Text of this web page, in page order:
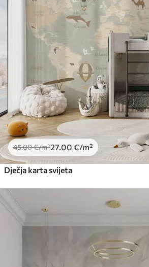
45.00€/m²27 .00 €/m²
Dječja karta svijeta